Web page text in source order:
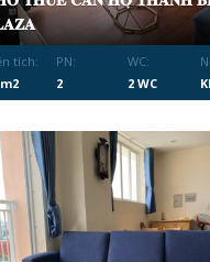
tích:
PN:
2
WC:
2 WC